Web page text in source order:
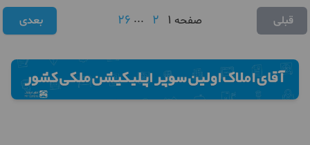
قبلی صفحه 1
2
...
26 بعدی